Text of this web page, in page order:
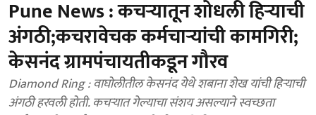
Pune News : कचऱ्यातून शोधली हिऱ्याची
अंगठी;कचरावेचक कर्मचाऱ्यांची कामगिरी;
केसनंद ग्रामपंचायतीकडून गौरव
Diamond Ring : वाघोलीतील केसनंद येथे शबाना शेख यांची हिऱ्याची
अंगठी हरवली होती. कचऱ्यात गेल्याचा संशय असल्याने स्वच्छता